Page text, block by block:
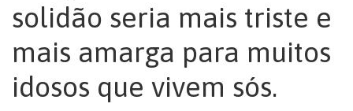
solidão seria mais triste e
mais amarga para muitos
idosos que vivem sós.